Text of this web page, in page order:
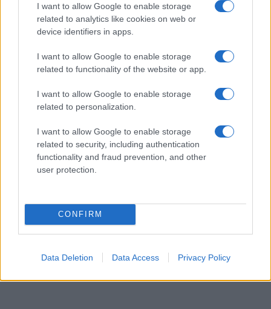
I want to allow Google to enable storage
related to analytics like cookies on web or
device identifiers in apps.
I want to allow Google to enable storage
related to functionality of the website or app.
I want to allow Google to enable storage
related to personalization.
I want to allow Google to enable storage
related to security, including authentication
functionality and fraud prevention, and other
user protection.
CONFIRM
Data Deletion Data Access Privacy Policy
ατομικής βόμβας στο Ναγκασάκι, τρεις μέρες μετά την
πρώτη ρίψη στη Χιροσίμα
ΑΜΥΝΑ
9 Αυγούστου 1823 : Σκοτώνεται πολεμώντας τους
Τουρκαλβανούς ο Μάρκος Μπότσαρης
09/08/26 - 11:31
λίγο μια σύγκρουση στον διάδρομο προσγείωσης/
απογείωσης στο αεροδρόμιο του Σίδνεϊ
ΑΜΥΝΑ
09/08/26 - 10:47
Υεμένη: Οι Χούθι ανακοίνωσαν ότι έπληξαν διυλιστήριο
της Aramco στην ακτή της Ερυθράς Θάλασσα
09/08/26 - 09:59
Άλλος για Κυκλάδες κίνησε, άλλος για Κρήτη και